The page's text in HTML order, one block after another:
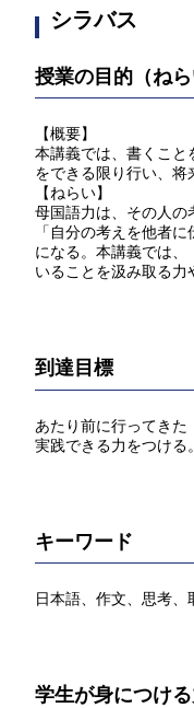
シラバス
授業の目的（ね
【概要】
本講義では、書くこと
をできる限り行い、将
【ねらい】
母国語力は、その人の
「自分の考えを他者
になる。本講義では
いることを汲み取る力
到達目標
あたり前に行ってき
実践できる力をつける。
キーワード
日本語、作文、思考
学生が身につける